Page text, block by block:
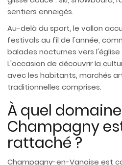
sentiers enneigés.
Au-delà du sport, le vallon
festivals au fil de l'année,
balades nocturnes vers
L'occasion de découvrir la
avec les habitants, marchés
traditionnelles comprises.
À quel
Champagny
rattaché ?
Champagny-en-Vanoise est